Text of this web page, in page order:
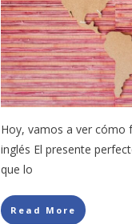
Hoy, vamos a ver cómo
inglés El presente
que lo
Read More